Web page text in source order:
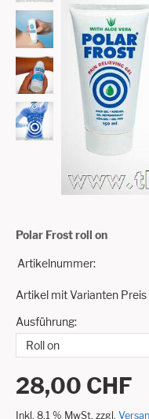
Polar Frost roll on
Artikelnummer:
Artikel mit Varianten Preis
Ausführung:
28,00 CHF
Inkl. 8,1 % MwSt. zzgl.